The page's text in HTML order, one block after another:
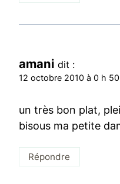
amani dit :
12 octobre 2010 à 0 h
un très bon plat,
bisous ma petite
Répondre